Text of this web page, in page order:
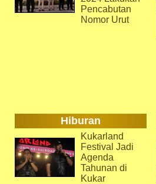
Pencabutan
Nomor Urut
Hiburan
Kukarland
Festival Jadi
Agenda
Tahunan di
Kukar